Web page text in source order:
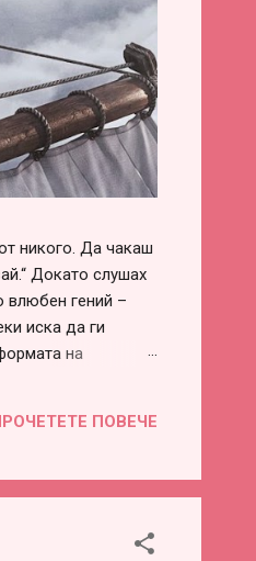
никого. Да чакаш
Докато слушах
влюбен гений –
иска да ги
на
винаги има –
своевременна
заяви се...
ПОВЕЧЕ